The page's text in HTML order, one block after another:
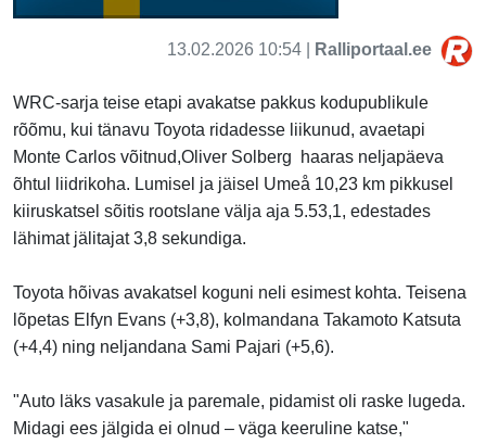
13.02.2026 10:54 | Ralliportaal.ee
WRC-sarja teise etapi avakatse pakkus kodupublikule
rõõmu, kui tänavu Toyota ridadesse liikunud, avaetapi
Monte Carlos võitnud,Oliver Solberg haaras neljapäeva
õhtul liidrikoha. Lumisel ja jäisel Umeå 10,23 km pikkusel
kiiruskatsel sõitis rootslane välja aja 5.53,1, edestades
lähimat jälitajat 3,8 sekundiga.
Toyota hõivas avakatsel koguni neli esimest kohta. Teisena
lõpetas Elfyn Evans (+3,8), kolmandana Takamoto Katsuta
(+4,4) ning neljandana Sami Pajari (+5,6).
"Auto läks vasakule ja paremale, pidamist oli raske lugeda.
Midagi ees jälgida ei olnud – väga keeruline katse,"